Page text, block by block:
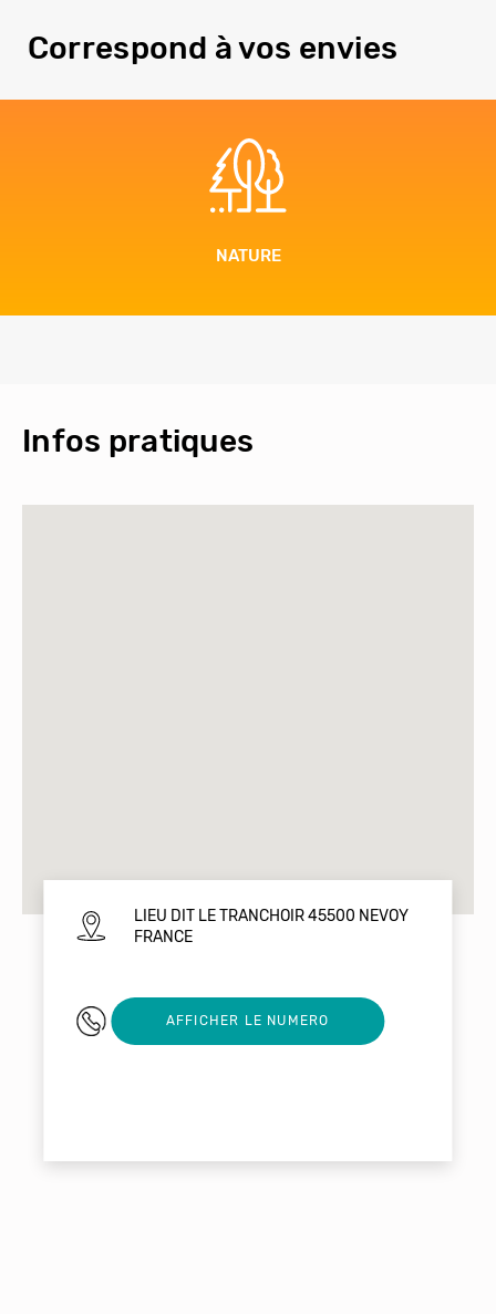
Correspond à vos envies
NATURE
Infos pratiques
LIEU DIT LE TRANCHOIR 45500 NEVOY
FRANCE
0615947206
AFFICHER LE NUMERO